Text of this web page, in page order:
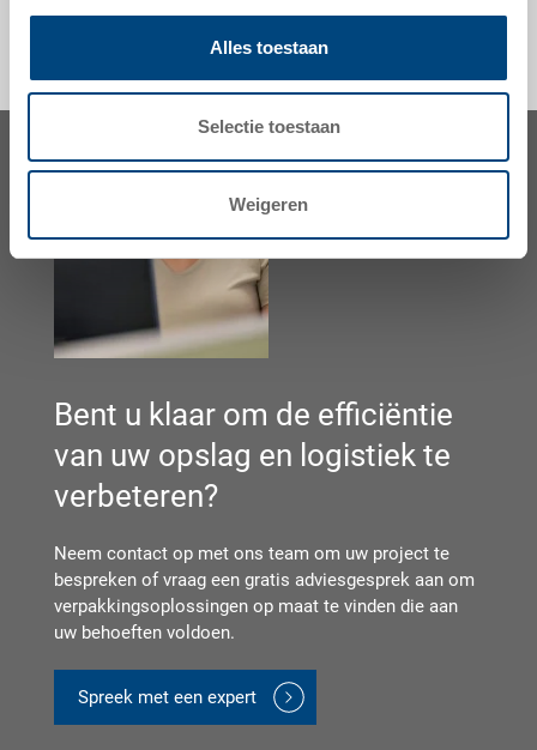
Alles toestaan
Selectie toestaan
Weigeren
Bent u klaar om de efficiëntie
van uw opslag en logistiek te
verbeteren?
Neem contact op met ons team om uw project te
bespreken of vraag een gratis adviesgesprek aan om
verpakkingsoplossingen op maat te vinden die aan
uw behoeften voldoen.
Spreek met een expert